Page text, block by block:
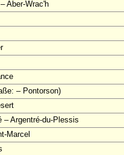
Aber-Wrac'h
– Pontorson)
Argentré-du-Plessis
Marcel